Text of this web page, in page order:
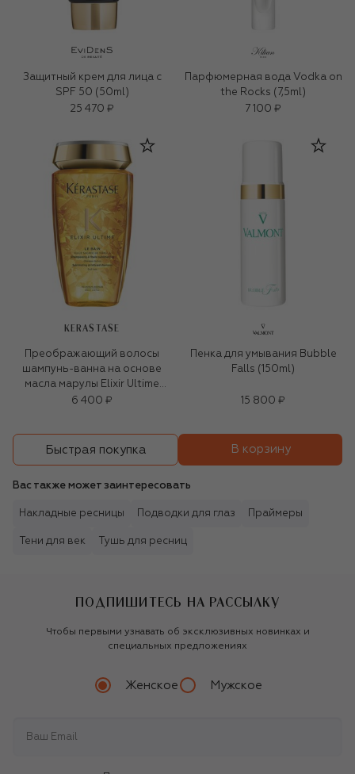
Защитный крем для лица с
SPF 50 (50ml)
25 470 ₽
Парфюмерная вода Vodka on
the Rocks (7,5ml)
7 100 ₽
KERASTASE
Преображающий волосы
шампунь-ванна на основе
масла марулы Elixir Ultime
(250ml)
6 400 ₽
Пенка для умывания Bubble
Falls (150ml)
15 800 ₽
Быстрая покупка В корзину
Вас также может заинтересовать
Накладные ресницы Подводки для глаз Праймеры
Тени для век Тушь для ресниц
ПОДПИШИТЕСЬ НА РАССЫЛКУ
Чтобы первыми узнавать об эксклюзивных новинках и
специальных предложениях
Женское Мужское